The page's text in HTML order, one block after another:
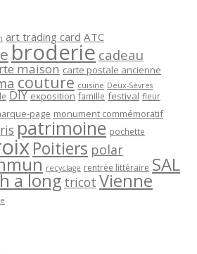
art trading card ATC
broderie cadeau
maison carte postale ancienne
couture cuisine Deux-Sèvres
DIY exposition famille festival fleur
page monument commémoratif
patrimoine pochette
Poitiers polar
recyclage rentrée littéraire SAL
a long tricot Vienne